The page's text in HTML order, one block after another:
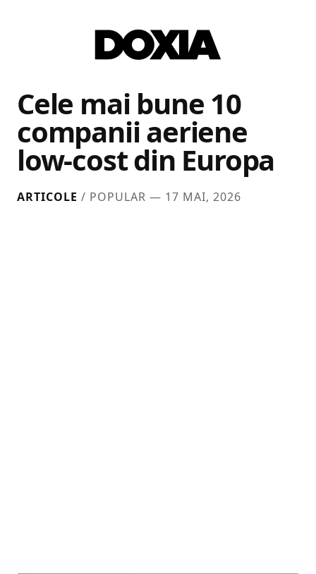
Cele mai bune 10
companii aeriene
low-cost din Europa
ARTICOLE / POPULAR — 17 MAI, 2026